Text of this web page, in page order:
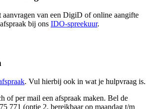
van een DigiD of online aangifte
bij ons IDO-spreekuur.
. Vul hierbij ook in wat je hulpvraag is.
of per mail een afspraak maken. Bel de
771 (optie 2, bereikbaar op maandag t/m